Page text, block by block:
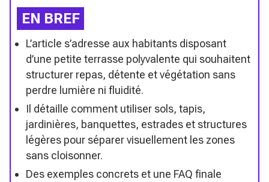
EN BREF
L’article s’adresse aux habitants disposant
d’une petite terrasse polyvalente qui souhaitent
structurer repas, détente et végétation sans
perdre lumière ni fluidité.
Il détaille comment utiliser sols, tapis,
jardinières, banquettes, estrades et structures
légères pour séparer visuellement les zones
sans cloisonner.
Des exemples concrets et une FAQ finale